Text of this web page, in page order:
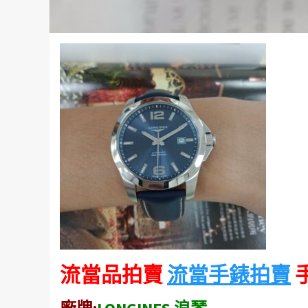
流當品拍賣 流當手錶拍賣